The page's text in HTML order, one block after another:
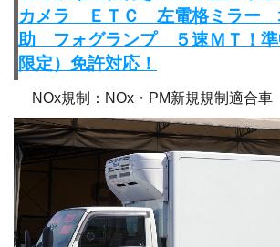
カメラ ＥＴＣ 左電格ミラー
助 フォグランプ ５速ＭＴ！準
限定）免許対応！
NOx規制：NOx・PM新規規制適合車